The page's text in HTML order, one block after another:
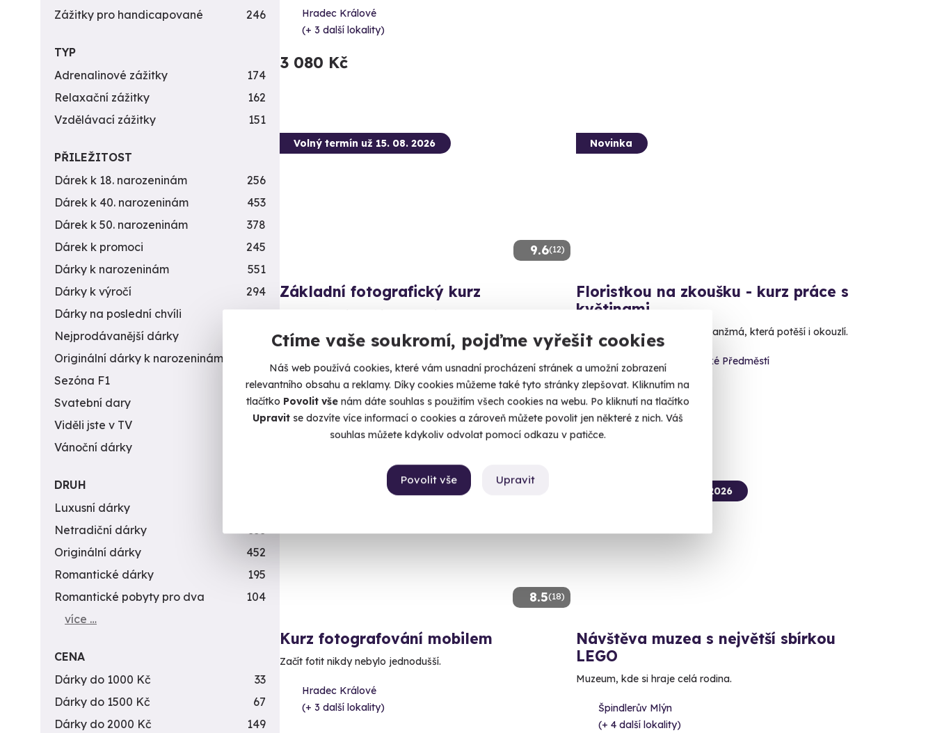
Ctíme vaše soukromí, pojďme vyřešit cookies
Náš web používá cookies, které vám usnadní procházení stránek a umožní zobrazení
relevantního obsahu a reklamy. Díky cookies můžeme také tyto stránky zlepšovat. Kliknutím na
tlačítko Povolit vše nám dáte souhlas s použitím všech cookies na webu. Po kliknutí na tlačítko
Upravitse dozvíte více informací o cookies a zároveň můžete povolit jen některé z nich. Váš
souhlas můžete kdykoliv odvolat pomocí odkazu v patičce.
Upravit
Povolit vše
Hradec Králové
(+ 3 další lokality)
3 080 Kč
9.6(12)
Volný termín už 15. 08. 2026
Základní fotografický kurz
Hradec Králové
2 990 Kč
Novinka
Floristkou na zkoušku - kurz práce s
květinami
Naučte se tvořit květinová aranžmá, která potěší i okouzlí.
Hradec Králové - Pražské Předměstí
(Hradec Králové)
2 890 Kč
8.5(18)
Volný termín už 06. 09. 2026
Kurz fotografování mobilem
Začít fotit nikdy nebylo jednodušší.
Hradec Králové
(+ 3 další lokality)
Volný termín už 07. 08. 2026
Návštěva muzea s největší sbírkou
LEGO
Muzeum, kde si hraje celá rodina.
Špindlerův Mlýn
(+ 4 další lokality)
Zážitky pro handicapované
246
TYP
Adrenalinové zážitky
174
Relaxační zážitky
162
Vzdělávací zážitky
151
PŘILEŽITOST
Dárek k 18. narozeninám
256
Dárek k 40. narozeninám
453
Dárek k 50. narozeninám
378
Dárek k promoci
245
Dárky k narozeninám
551
Dárky k výročí
294
Dárky na poslední chvíli
450
Nejprodávanější dárky
Originální dárky k narozeninám
Sezóna F1
4
Svatební dary
196
Viděli jste v TV
31
Vánoční dárky
DRUH
Luxusní dárky
Netradiční dárky
353
Originální dárky
452
Romantické dárky
195
Romantické pobyty pro dva
104
více …
CENA
Dárky do 1000 Kč
33
Dárky do 1500 Kč
67
Dárky do 2000 Kč
149